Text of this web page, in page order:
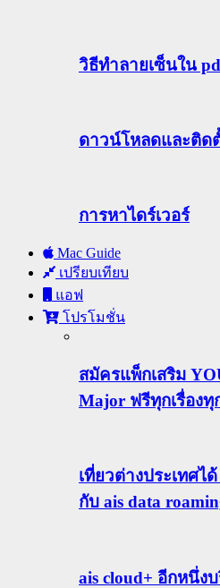
วิธีทําลายเซ็นใน
ดาวน์โหลดและติดตั้
การหาไดร์เวอร์
Mac Guide
เปรียบเทียบ
แอฟ
โปรโมชั่น
สมัครแพ็กเสริม
Major ฟรีทุกเรื่อง
เที่ยวต่างประเทศไ
กับ ais data
ais cloud+ อีกหนึ่ง